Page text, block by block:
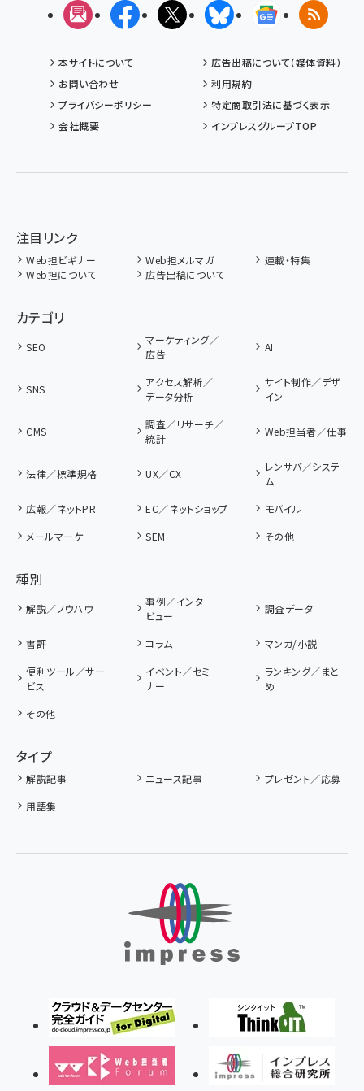
メルマガFacebookX(エックス)BlueskyGoogleニュ
RSS
本サイトについて
広告出稿について（媒体資料）
お問い合わせ
利用規約
プライバシーポリシー
特定商取引法に基づく表示
会社概要
インプレスグループTOP
注目リンク
Web担ビギナー Web担メルマガ
連載・特集
Web担について
広告出稿について
カテゴリ
SEO
マーケティング／
広告
AI
SNS
アクセス解析／
データ分析
サイト制作／デザ
イン
CMS
調査／リサーチ／
統計
Web担当者／仕事
法律／標準規格 UX／CX
レンサバ／システ
ム
広報／ネットPR
EC／ネットショップ
モバイル
メールマーケ
SEM その他
種別
解説／ノウハウ
事例／インタ
ビュー
調査データ
書評 コラム
マンガ/小説
便利ツール／サー
ビス
イベント／セミ
ナー
ランキング／まと
め
その他
タイプ
解説記事 ニュース記事
プレゼント／応募
用語集